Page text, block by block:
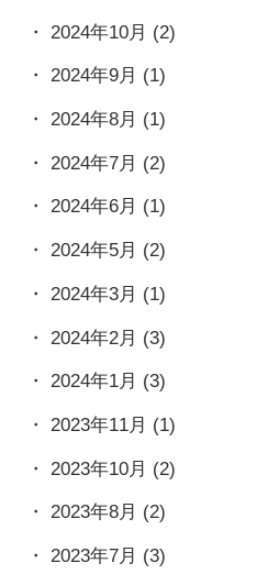
2024年10月 (2)
2024年9月 (1)
2024年8月 (1)
2024年7月 (2)
2024年6月 (1)
2024年5月 (2)
2024年3月 (1)
2024年2月 (3)
2024年1月 (3)
2023年11月 (1)
2023年10月 (2)
2023年8月 (2)
2023年7月 (3)